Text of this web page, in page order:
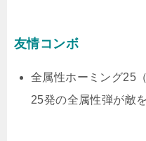
友情コンボ
全属性ホーミング25
25発の全属性弾が敵